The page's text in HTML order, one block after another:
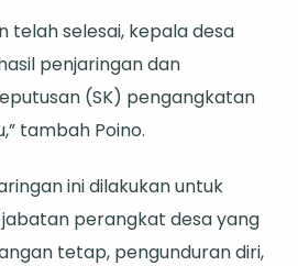
telah selesai, kepala desa
penjaringan dan
(SK) pengangkatan
tambah Poino.
ini dilakukan untuk
perangkat desa yang
tetap, pengunduran diri,